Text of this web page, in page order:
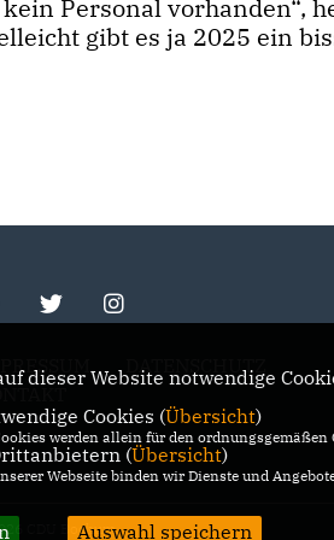
Personal vorhanden“,
gibt es ja 2025 ein
DATENSCHUTZ
CDU Bochum
dieser Website notwendige
Cookies (Übersicht)
werden allein für den ordnungsgemäßen
(Übersicht)
Webseite binden wir Dienste und
Auswahl speichern